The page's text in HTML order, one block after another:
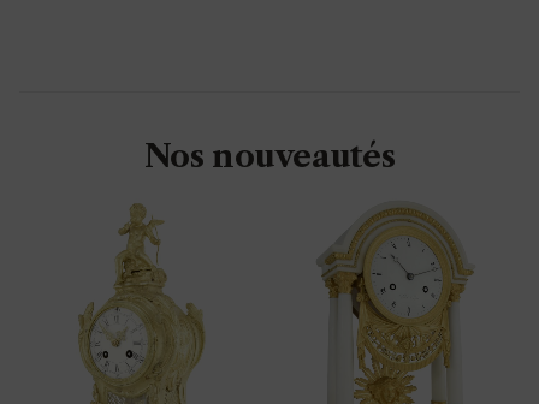
Nos nouveautés